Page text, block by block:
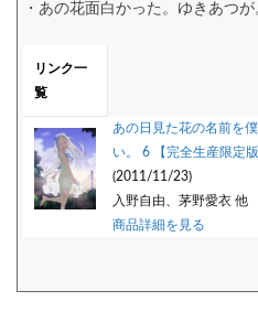
・あの花面白かった。ゆきあつが
リンク一
覧
あの日見た花の名前を
い。 6 【完全生産限定
(2011/11/23)
入野自由、茅野愛衣 他
商品詳細を見る